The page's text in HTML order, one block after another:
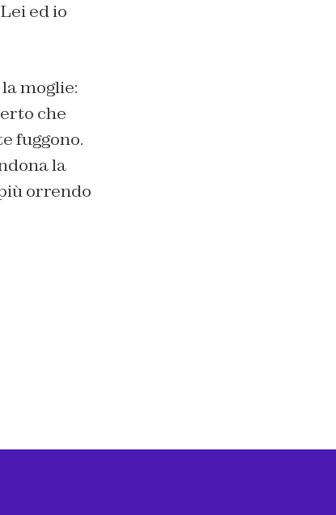
ed io
moglie:
che
fuggono.
la
orrendo